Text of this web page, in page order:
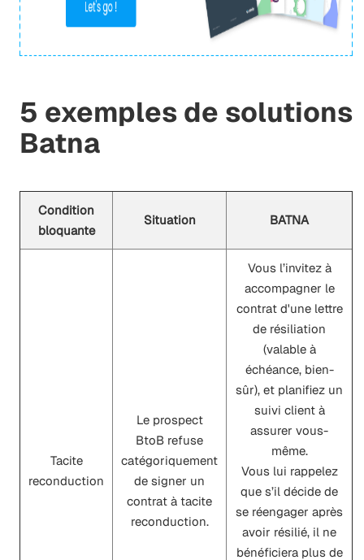
5 exemples de solutions
Batna
Condition
bloquante
Situation BATNA
Tacite
reconduction
Le prospect
BtoB refuse
catégoriquement
de signer un
contrat à tacite
reconduction.
Vous l’invitez à
accompagner le
contrat d'une lettre
de résiliation
(valable à
échéance, bien-
sûr), et planifiez un
suivi client à
assurer vous-
même.
Vous lui rappelez
que s’il décide de
se réengager après
avoir résilié, il ne
bénéficiera plus de